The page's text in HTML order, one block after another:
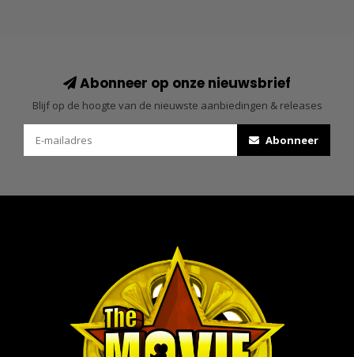
Abonneer op onze nieuwsbrief
Blijf op de hoogte van de nieuwste aanbiedingen & releases
Abonneer